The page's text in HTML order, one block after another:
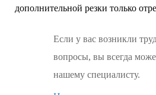
дополнительной резки только
Если у вас возникли
вопросы, вы всегда
нашему специалисту.